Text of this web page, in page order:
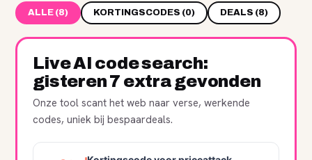
ALLE (8) KORTINGSCODES (0) DEALS (8)
Live AI code search:
gisteren 7 extra gevonden
Onze tool scant het web naar verse, werkende
codes, uniek bij bespaardeals.